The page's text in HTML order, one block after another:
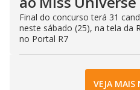
Final do concurso terá 31
neste sábado (25), na tela da
no Portal R7
VEJA MAIS